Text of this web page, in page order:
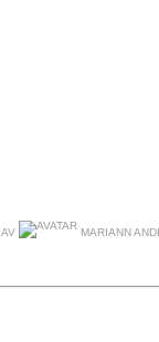
AV MARIANN